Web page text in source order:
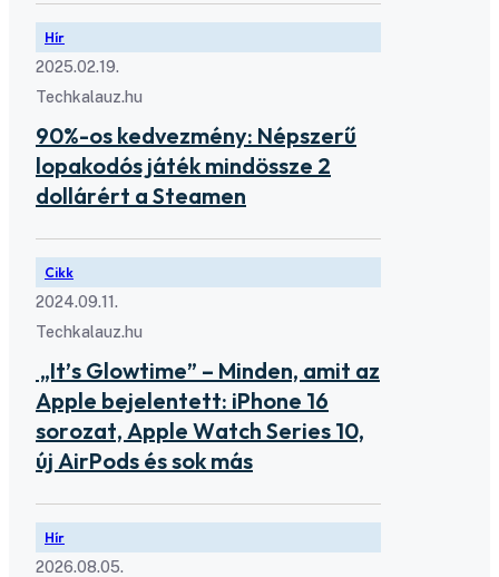
Hír
2025.02.19.
Techkalauz.hu
90%-os kedvezmény: Népszerű
lopakodós játék mindössze 2
dollárért a Steamen
Cikk
2024.09.11.
Techkalauz.hu
„It’s Glowtime” – Minden, amit az
Apple bejelentett: iPhone 16
sorozat, Apple Watch Series 10,
új AirPods és sok más
Hír
2026.08.05.